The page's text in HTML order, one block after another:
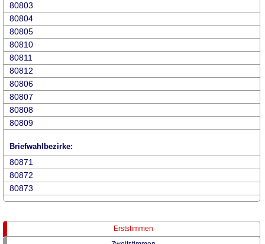
80803
80804
80805
80810
80811
80812
80806
80807
80808
80809
Briefwahlbezirke:
80871
80872
80873
Erststimmen